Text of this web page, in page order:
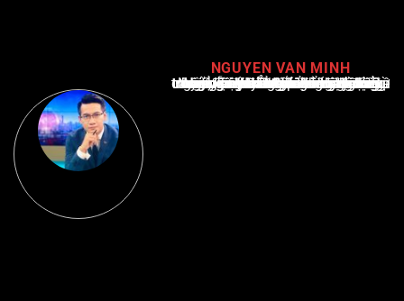
NGUYEN VAN MINH
Nguyễn Văn Minh là một trong những chuyên gia hàng đầu về báo cáo tin tức thể thao tại Việt Nam, với hơn 10 năm hoạt động trong ngành. Ông có kiến thức sâu rộng và kinh nghiệm đáng kể trong việc phân tích và báo cáo về các sự kiện thể thao hàng đầu. Sự hiểu biết sâu sắc của ông về ngành này đã giúp ông xây dựng uy tín và danh tiếng trong cộng đồng báo chí thể thao.